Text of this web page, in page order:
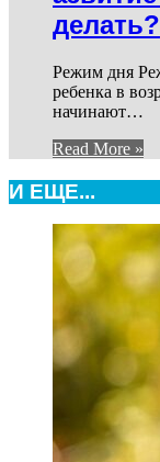
делать?
Режим дня
ребенка в
начинают…
Read More »
И ЕЩЕ...